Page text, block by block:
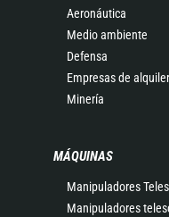
Aeronáutica
Medio ambiente
Defensa
Empresas de alquiler
Minería
MÁQUINAS
Manipuladores
Manipuladores